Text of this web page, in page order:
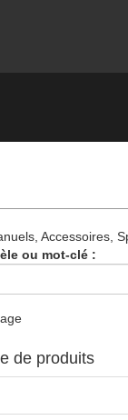
Accessoires,
ou mot-clé :
de produits